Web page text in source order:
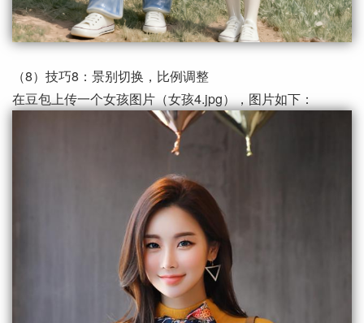
（8）技巧8：景别切换，比例调整
在豆包上传一个女孩图片（女孩4.jpg），图片如下：